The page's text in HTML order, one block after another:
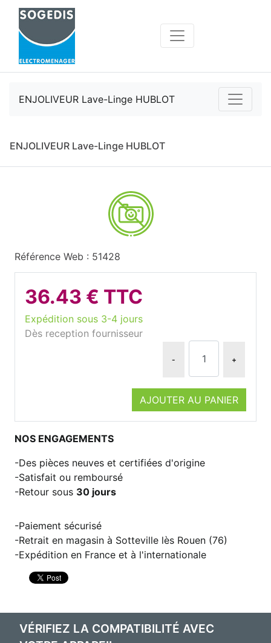
ENJOLIVEUR Lave-Linge HUBLOT
ENJOLIVEUR Lave-Linge HUBLOT
Référence Web : 51428
36.43 € TTC
Expédition sous 3-4 jours
Dès reception fournisseur
- +
AJOUTER AU PANIER
NOS ENGAGEMENTS
Des pièces neuves et certifiées d'origine
Satisfait ou remboursé
Retour sous 30 jours
Paiement sécurisé
Retrait en magasin à Sotteville lès Rouen (76)
Expédition en France et à l'internationale
VÉRIFIEZ LA COMPATIBILITÉ AVEC